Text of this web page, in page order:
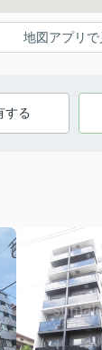
地図アプリで
する